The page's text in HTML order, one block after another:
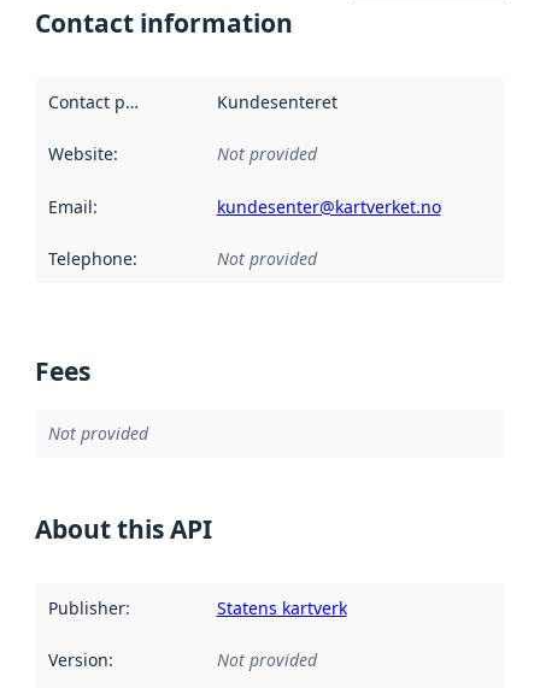
Contact information
Contact point Kundesenteret
Website: Not provided
Email: kundesenter@kartverket.no
Telephone: Not provided
Fees
Not provided
About this API
Publisher: Statens kartverk
Version: Not provided